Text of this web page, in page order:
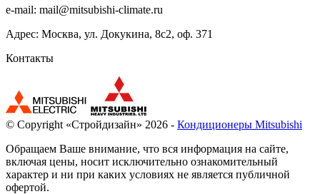
e-mail: mail@mitsubishi-climate.ru
Адрес: Москва, ул. Докукина, 8с2, оф. 371
Контакты
© Copyright «Стройдизайн» 2026 - Кондиционеры Mitsubishi
Обращаем Ваше внимание, что вся информация на сайте,
включая цены, носит исключительно ознакомительный
характер и ни при каких условиях не является публичной
офертой.